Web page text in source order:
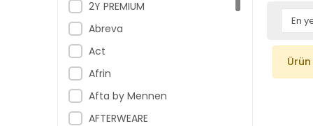
2Y PREMIUM
Abreva
Act
Afrin
Afta by Mennen
AFTERWEARE